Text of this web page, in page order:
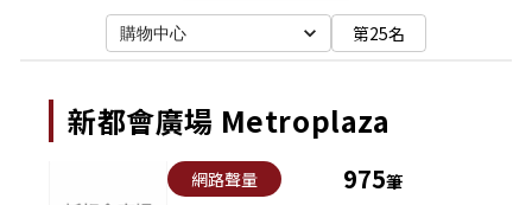
購物中心 第25名
新都會廣場 Metroplaza
網路聲量 975筆